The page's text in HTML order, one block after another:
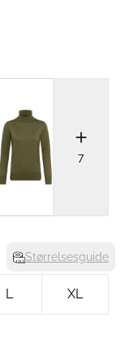
7
Størrelsesguide
L XL